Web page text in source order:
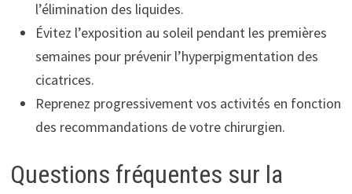
l’élimination des liquides.
Évitez l’exposition au soleil pendant les premières
semaines pour prévenir l’hyperpigmentation des
cicatrices.
Reprenez progressivement vos activités en fonction
des recommandations de votre chirurgien.
Questions fréquentes sur la